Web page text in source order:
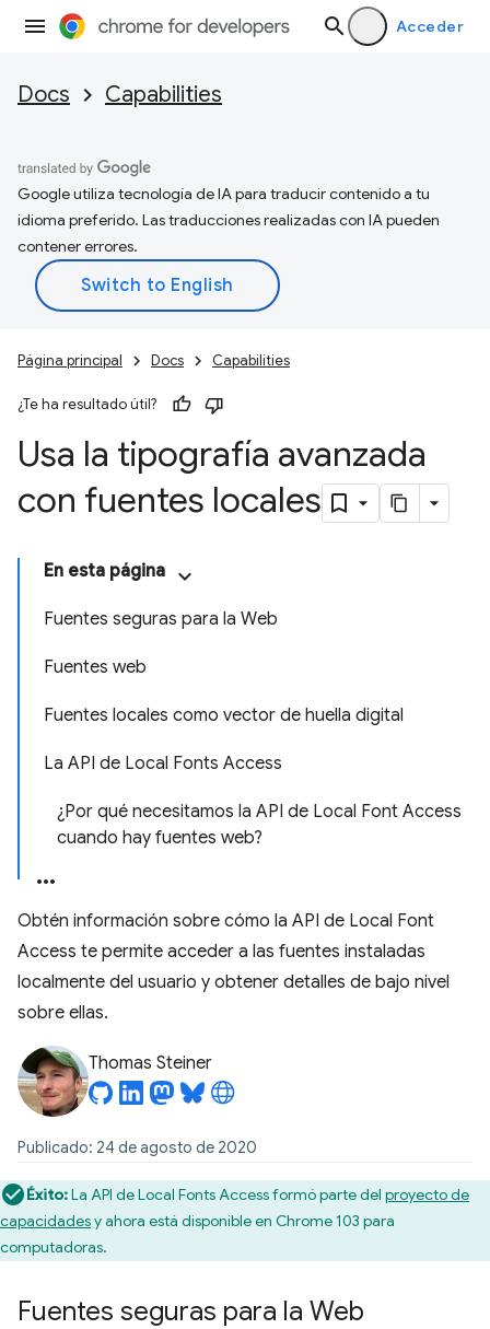
Acceder
Docs Capabilities
Google utiliza tecnología de IA para traducir contenido a tu
idioma preferido. Las traducciones realizadas con IA pueden
contener errores.
Página principal Docs Capabilities
¿Te ha resultado útil?
Usa la tipografía avanzada
con fuentes locales
En esta página
Fuentes seguras para la Web
Fuentes web
Fuentes locales como vector de huella digital
La API de Local Fonts Access
¿Por qué necesitamos la API de Local Font Access
cuando hay fuentes web?
Obtén información sobre cómo la API de Local Font
Access te permite acceder a las fuentes instaladas
localmente del usuario y obtener detalles de bajo nivel
sobre ellas.
Thomas Steiner
Publicado: 24 de agosto de 2020
Éxito:La API de Local Fonts Access formó parte del proyecto de
capacidadesy ahora está disponible en Chrome 103 para
computadoras.
Fuentes seguras para la Web